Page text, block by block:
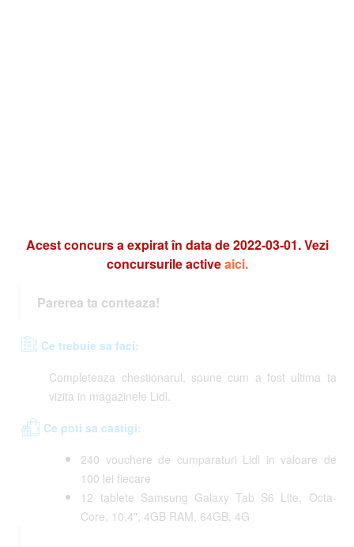
Acest concurs a expirat în data de 2022-03-01. Vezi
concursurile activeaici.
Parerea ta conteaza!
Ce trebuie sa faci:
Completeaza chestionarul, spune cum a fost ultima ta
vizita in magazinele Lidl.​
Ce poti sa castigi:
240 vouchere de cumparaturi Lidl in valoare de
100 lei fiecare
12 tablete Samsung Galaxy Tab S6 Lite, Octa-
Core, 10.4", 4GB RAM, 64GB, 4G